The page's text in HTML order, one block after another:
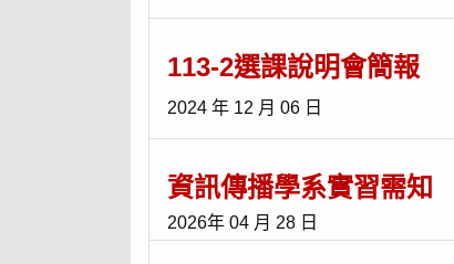
113-2選課說明會簡報
2024 年 12 月 06 日
資訊傳播學系實習需知
2026年 04 月 28 日